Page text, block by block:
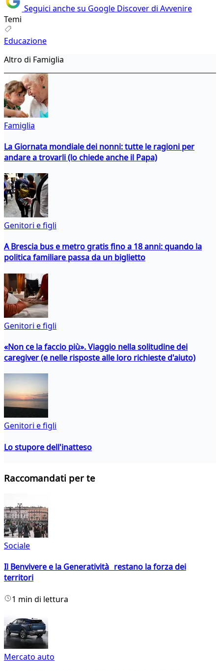
Seguici anche su Google Discover di Avvenire
Temi
Educazione
Altro di Famiglia
Famiglia
La Giornata mondiale dei nonni: tutte le ragioni per
andare a trovarli (lo chiede anche il Papa)
Genitori e figli
A Brescia bus e metro gratis fino a 18 anni: quando la
politica familiare passa da un biglietto
Genitori e figli
«Non ce la faccio più». Viaggio nella solitudine dei
caregiver (e nelle risposte alle loro richieste d'aiuto)
Genitori e figli
Lo stupore dell'inatteso
Raccomandati per te
Sociale
Il Benvivere e la Generatività restano la forza dei
territori
1 min di lettura
Mercato auto